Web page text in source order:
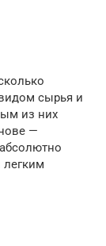
сырья и
из них
—
легким